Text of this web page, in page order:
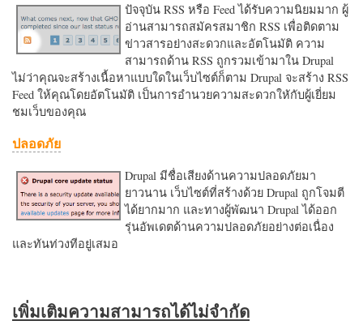
ปัจจุบัน RSS หรือ Feed ได้รับความนิยมมาก ผู้
อ่านสามารถสมัครสมาชิก RSS เพื่อติดตาม
ข่าวสารอย่างสะดวกและอัตโนมัติ ความ
สามารถด้าน RSS ถูกรวมเข้ามาใน Drupal
ไม่ว่าคุณจะสร้างเนื้อหาแบบใดในเว็บไซต์ก็ตาม Drupal จะสร้าง RSS
Feed ให้คุณโดยอัตโนมัติ เป็นการอำนวยความสะดวกใหักับผู้เยี่ยม
ชมเว็บของคุณ
ปลอดภัย
Drupal มีชื่อเสียงด้านความปลอดภัยมา
ยาวนาน เว็บไซต์ที่สร้างด้วย Drupal ถูกโจมตี
ได้ยากมาก และทางผู้พัฒนา Drupal ได้ออก
รุ่นอัพเดตด้านความปลอดภัยอย่างต่อเนื่อง
และทันท่วงทีอยู่เสมอ
เพิ่มเติมความสามารถได้ไม่จำกัด